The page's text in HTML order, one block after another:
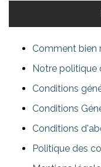
Comment bien
Notre politique
Conditions
Conditions
Conditions
Politique des